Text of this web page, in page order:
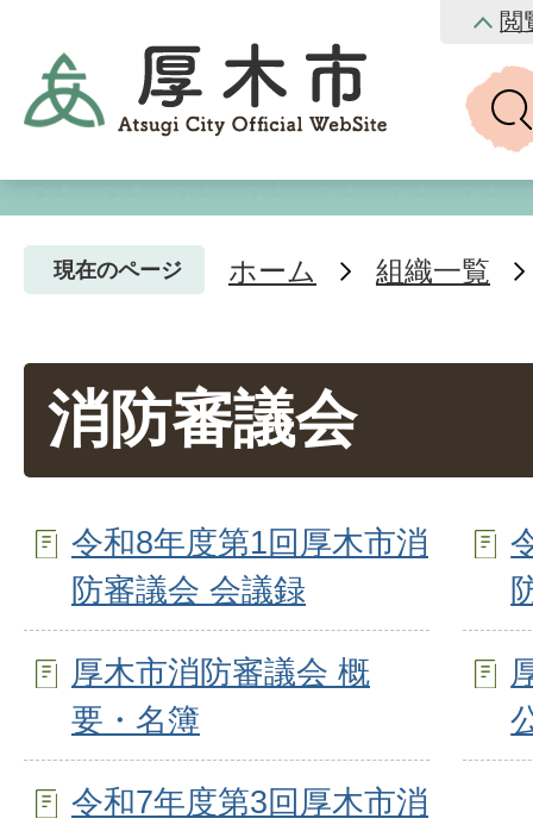
閲
現在のページ ホーム 組織一覧
消防審議会
令和8年度第1回厚木市消
防審議会 会議録
厚木市消防審議会 概
要・名簿
令和7年度第3回厚木市消